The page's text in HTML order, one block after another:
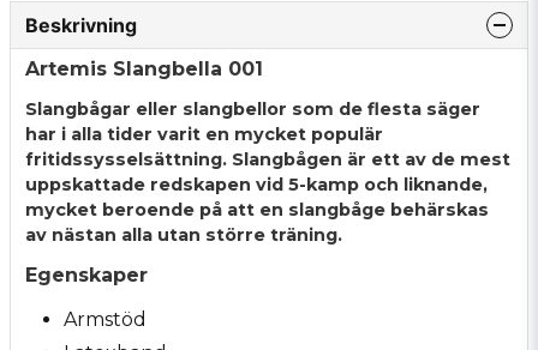
Beskrivning
Artemis Slangbella 001
Slangbågar eller slangbellor som de flesta säger
har i alla tider varit en mycket populär
fritidssysselsättning. Slangbågen är ett av de mest
uppskattade redskapen vid 5-kamp och liknande,
mycket beroende på att en slangbåge behärskas
av nästan alla utan större träning.
Egenskaper
Armstöd